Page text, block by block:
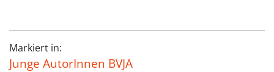
Markiert in:
Junge AutorInnen BVJA